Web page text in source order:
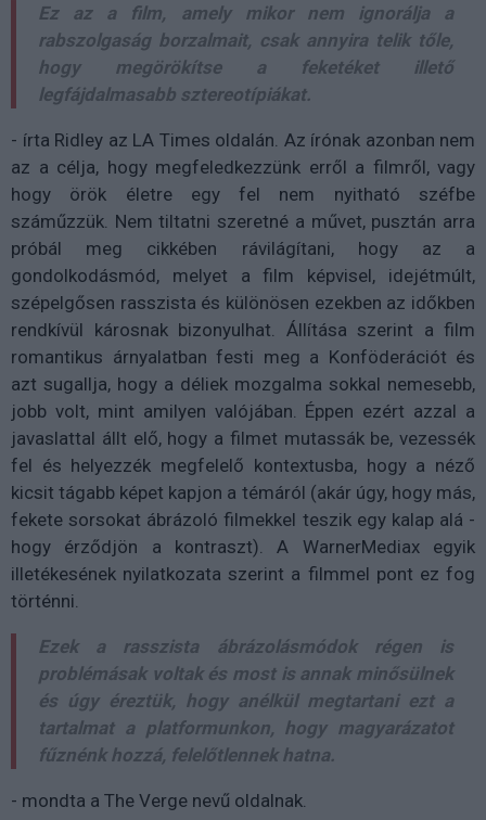
Ez az a film, amely mikor nem ignorálja a
rabszolgaság borzalmait, csak annyira telik tőle,
hogy megörökítse a feketéket illető
legfájdalmasabb sztereotípiákat.
- írta Ridley az LA Times oldalán. Az írónak azonban nem
az a célja, hogy megfeledkezzünk erről a filmről, vagy
hogy örök életre egy fel nem nyitható széfbe
száműzzük. Nem tiltatni szeretné a művet, pusztán arra
próbál meg cikkében rávilágítani, hogy az a
gondolkodásmód, melyet a film képvisel, idejétmúlt,
szépelgősen rasszista és különösen ezekben az időkben
rendkívül károsnak bizonyulhat. Állítása szerint a film
romantikus árnyalatban festi meg a Konföderációt és
azt sugallja, hogy a déliek mozgalma sokkal nemesebb,
jobb volt, mint amilyen valójában. Éppen ezért azzal a
javaslattal állt elő, hogy a filmet mutassák be, vezessék
fel és helyezzék megfelelő kontextusba, hogy a néző
kicsit tágabb képet kapjon a témáról (akár úgy, hogy más,
fekete sorsokat ábrázoló filmekkel teszik egy kalap alá -
hogy érződjön a kontraszt). A WarnerMediax egyik
illetékesének nyilatkozata szerint a filmmel pont ez fog
történni.
Ezek a rasszista ábrázolásmódok régen is
problémásak voltak és most is annak minősülnek
és úgy éreztük, hogy anélkül megtartani ezt a
tartalmat a platformunkon, hogy magyarázatot
fűznénk hozzá, felelőtlennek hatna.
- mondta a The Verge nevű oldalnak.